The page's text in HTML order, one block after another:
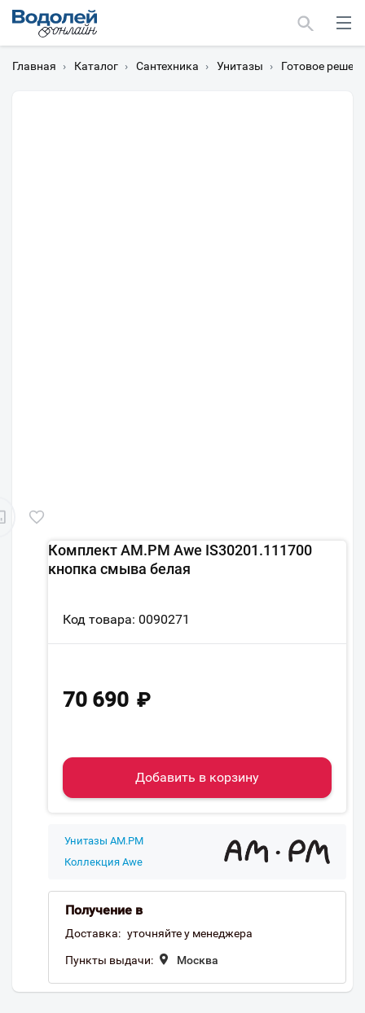
Главная › Каталог › Сантехника › Унитазы › Готовое
Комплект AM.PM Awe IS30201.111700
кнопка смыва белая
Код товара: 0090271
70 690 ₽
Добавить в корзину
Унитазы AM.PM
Коллекция Awe
Получение в
Доставка: уточняйте у менеджера
Пункты выдачи: Москва